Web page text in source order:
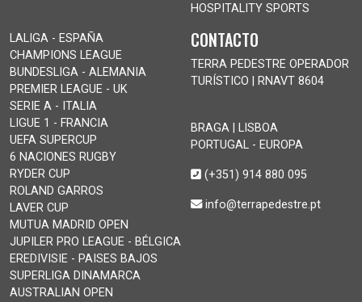
HOSPITALITY SPORTS
LALIGA - ESPAÑA
CHAMPIONS LEAGUE
BUNDESLIGA - ALEMANIA
PREMIER LEAGUE - UK
SERIE A - ITALIA
LIGUE 1 - FRANCIA
UEFA SUPERCUP
6 NACIONES RUGBY
RYDER CUP
ROLAND GARROS
LAVER CUP
MUTUA MADRID OPEN
JUPILER PRO LEAGUE - BÉLGICA
EREDIVISIE - PAISES BAJOS
SUPERLIGA DINAMARCA
AUSTRALIAN OPEN
CONTACTO
TERRA PEDESTRE OPERADOR
TURÍSTICO | RNAVT 8604
BRAGA | LISBOA
PORTUGAL - EUROPA
(+351) 914 880 095
info@terrapedestre.pt